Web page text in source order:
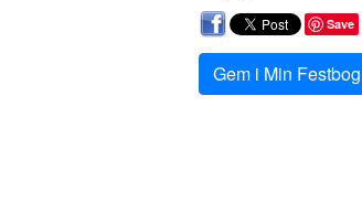
Save
Gem i Min Festbog